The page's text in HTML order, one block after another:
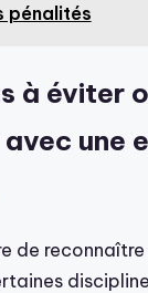
pénalités
à éviter
une
de